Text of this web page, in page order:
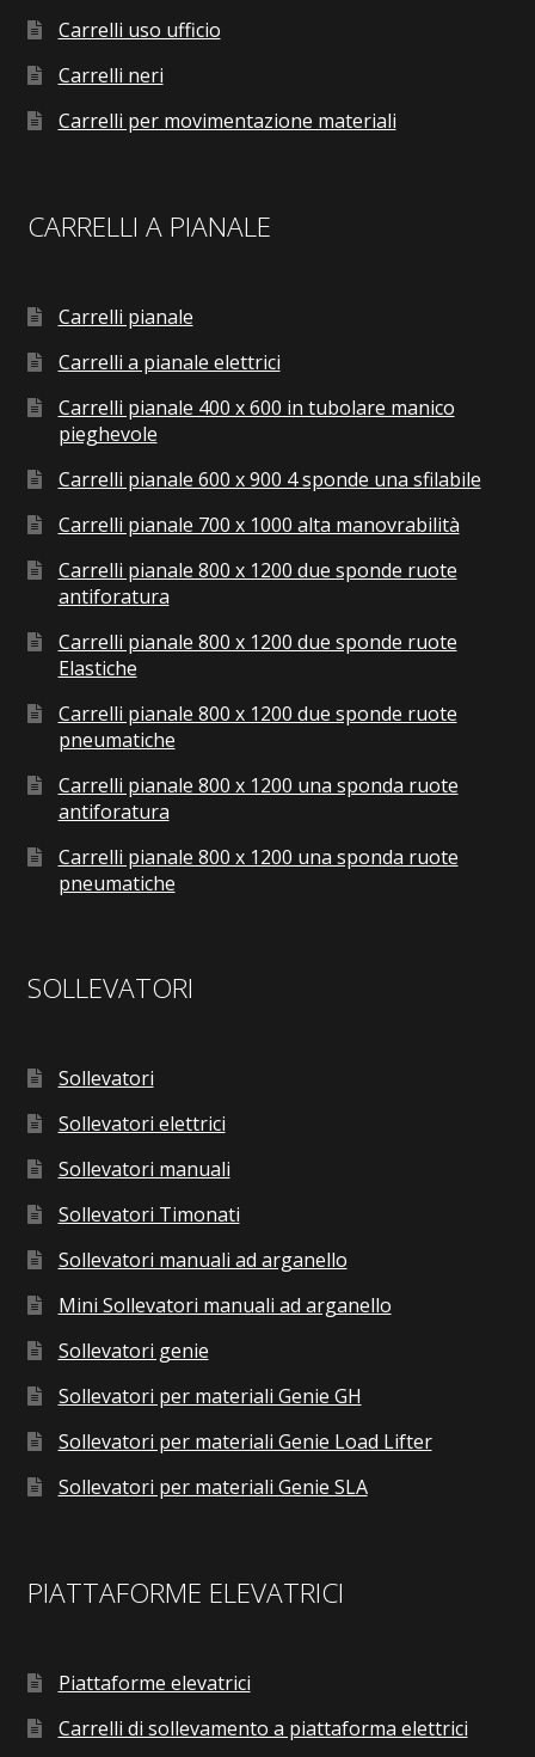
Carrelli uso ufficio
Carrelli neri
Carrelli per movimentazione materiali
CARRELLI A PIANALE
Carrelli pianale
Carrelli a pianale elettrici
Carrelli pianale 400 x 600 in tubolare manico
pieghevole
Carrelli pianale 600 x 900 4 sponde una sfilabile
Carrelli pianale 700 x 1000 alta manovrabilità
Carrelli pianale 800 x 1200 due sponde ruote
antiforatura
Carrelli pianale 800 x 1200 due sponde ruote
Elastiche
Carrelli pianale 800 x 1200 due sponde ruote
pneumatiche
Carrelli pianale 800 x 1200 una sponda ruote
antiforatura
Carrelli pianale 800 x 1200 una sponda ruote
pneumatiche
SOLLEVATORI
Sollevatori
Sollevatori elettrici
Sollevatori manuali
Sollevatori Timonati
Sollevatori manuali ad arganello
Mini Sollevatori manuali ad arganello
Sollevatori genie
Sollevatori per materiali Genie GH
Sollevatori per materiali Genie Load Lifter
Sollevatori per materiali Genie SLA
PIATTAFORME ELEVATRICI
Piattaforme elevatrici
Carrelli di sollevamento a piattaforma elettrici